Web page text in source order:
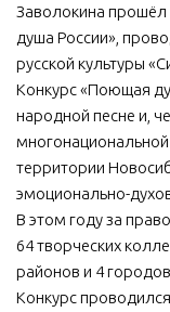
Учреждения
МБУ Дом
МБУ Дом
МБОУ ДО
МБОУ ДО
МБУК
музей»
МБУ Парк
МБУК
Заволокина
душа России»,
русской культуры
Конкурс «Поющая
народной песне и,
территории
эмоционально-
В этом году за
64 творческих
районов и 4
Конкурс